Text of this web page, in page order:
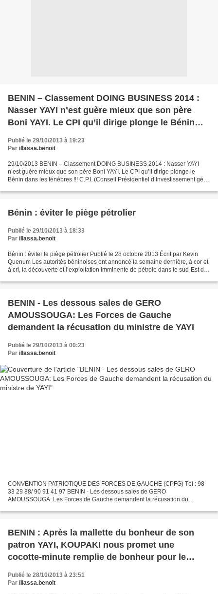
BENIN – Classement DOING BUSINESS 2014 :
Nasser YAYI n’est guère mieux que son père
Boni YAYI. Le CPI qu’il dirige plonge le Bénin
dans les ténèbres !!!
Publié le 29/10/2013 à 19:23
Par illassa.benoit
29/10/2013 BENIN – Classement DOING BUSINESS 2014 : Nasser YAYI
n’est guère mieux que son père Boni YAYI. Le CPI qu’il dirige plonge le
Bénin dans les ténèbres !!! C.P.I. (Conseil Présidentiel d’Investissement géré
Bénin : éviter le piège pétrolier
Publié le 29/10/2013 à 18:33
Par illassa.benoit
Bénin : éviter le piège pétrolier Publié le 28 octobre 2013 Écrit par Kevin
Quenum Les autorités béninoises ont annoncé la semaine dernière, à cor et
à cri, la découverte et l’exploitation imminente de pétrole dans le sud-Est du
BENIN - Les dessous sales de GERO
AMOUSSOUGA: Les Forces de Gauche
demandent la récusation du ministre de YAYI
Publié le 29/10/2013 à 00:23
Par illassa.benoit
CONVENTION PATRIOTIQUE DES FORCES DE GAUCHE (CPFG) Tél : 98
33 29 88/ 90 91 41 97 BENIN - Les dessous sales de GERO
AMOUSSOUGA: Les Forces de Gauche demandent la récusation du
GERO...
BENIN : Après la mallette du bonheur de son
patron YAYI, KOUPAKI nous promet une
cocotte-minute remplie de bonheur pour le
Publié le 28/10/2013 à 23:51
Par illassa.benoit